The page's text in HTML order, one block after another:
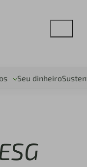
Seu dinheiro